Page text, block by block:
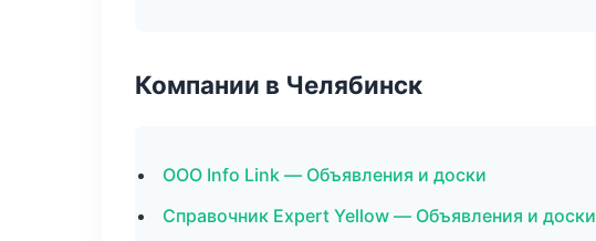
Компании в Челябинск
ООО Info Link — Объявления и доски
Справочник Expert Yellow — Объявления и доски